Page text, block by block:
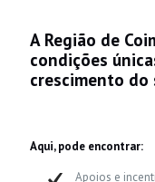
A Região de
condições
crescimento do
Aqui, pode encontrar:
Apoios e